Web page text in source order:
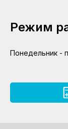
Режим
Понедельник -